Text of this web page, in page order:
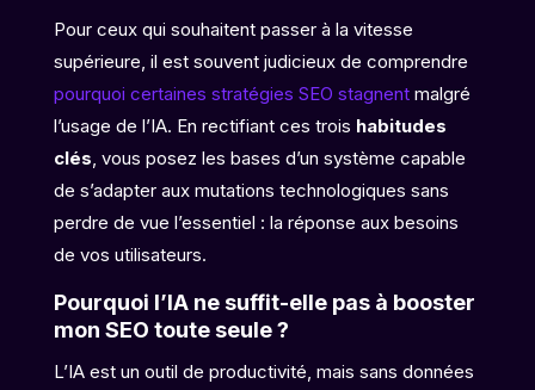
Pour ceux qui souhaitent passer à la vitesse
supérieure, il est souvent judicieux de comprendre
pourquoi certaines stratégies SEO stagnentmalgré
l’usage de l’IA. En rectifiant ces trois habitudes
clés , vous posez les bases d’un système capable
de s’adapter aux mutations technologiques sans
perdre de vue l’essentiel : la réponse aux besoins
de vos utilisateurs.
Pourquoi l’IA ne suffit-elle pas à booster
mon SEO toute seule ?
L’IA est un outil de productivité, mais sans données